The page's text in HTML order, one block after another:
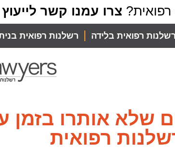
צרו עמנו קשר
רשלנות רפואית בלידה רשלנות רפואית
שלא אותרו בזמן
רפואית